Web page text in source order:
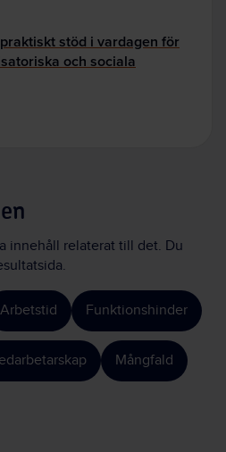
stöd i vardagen för
och sociala
innehåll relaterat till det. Du
Arbetstid Funktionshinder
Mångfald